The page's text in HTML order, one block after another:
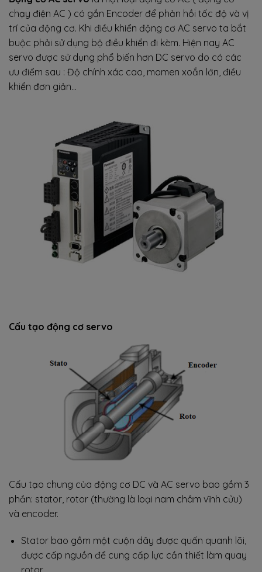
chạy điện AC ) có gắn Encoder để phản hồi tốc độ và vị
trí của động cơ. Khi điều khiển động cơ AC servo ta bắt
buộc phải sử dụng bộ điều khiển đi kèm. Hiện nay AC
servo được sử dụng phổ biến hơn DC servo do có các
ưu điểm sau : Độ chính xác cao, momen xoắn lớn, điều
khiển đơn giản…
Cấu tạo động cơ servo
Cấu tạo chung của động cơ DC và AC servo bao gồm 3
phần: stator, rotor (thường là loại nam châm vĩnh cửu)
và encoder.
Stator bao gồm một cuộn dây được quấn quanh lõi,
được cấp nguồn để cung cấp lực cần thiết làm quay
rotor.